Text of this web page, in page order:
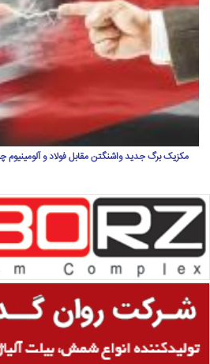
مکزیک برگ جدید واشنگتن مقابل فولاد و آلومینیوم چین